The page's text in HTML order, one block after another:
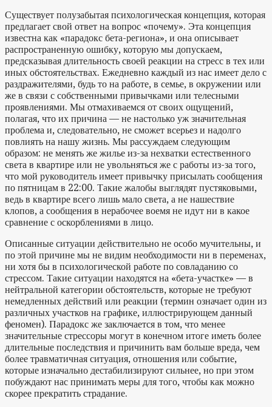
Существует полузабытая психологическая концепция, которая
предлагает свой ответ на вопрос «почему». Эта концепция
известна как «парадокс бета-региона», и она описывает
распространенную ошибку, которую мы допускаем,
предсказывая длительность своей реакции на стресс в тех или
иных обстоятельствах. Ежедневно каждый из нас имеет дело с
раздражителями, будь то на работе, в семье, в окружении или
же в связи с собственными привычками или телесными
проявлениями. Мы отмахиваемся от своих ощущений,
полагая, что их причина — не настолько уж значительная
проблема и, следовательно, не сможет всерьез и надолго
повлиять на нашу жизнь. Мы рассуждаем следующим
образом: не менять же жилье из-за нехватки естественного
света в квартире или не увольняться же с работы из-за того,
что мой руководитель имеет привычку присылать сообщения
по пятницам в 22:00. Такие жалобы выглядят пустяковыми,
ведь в квартире всего лишь мало света, а не нашествие
клопов, а сообщения в нерабочее воемя не идут ни в какое
сравнение с оскорблениями в лицо.
Описанные ситуации действительно не особо мучительны, и
по этой причине мы не видим необходимости ни в переменах,
ни хотя бы в психологической работе по совладанию со
стрессом. Такие ситуации находятся на «бета-участке» — в
нейтральной категории обстоятельств, которые не требуют
немедленных действий или реакции (термин означает один из
различных участков на графике, иллюстрирующем данный
феномен). Парадокс же заключается в том, что менее
значительные стрессоры могут в конечном итоге иметь более
длительные последствия и причинить вам больше вреда, чем
более травматичная ситуация, отношения или событие,
которые изначально дестабилизируют сильнее, но при этом
побуждают нас принимать меры для того, чтобы как можно
скорее прекратить страдание.